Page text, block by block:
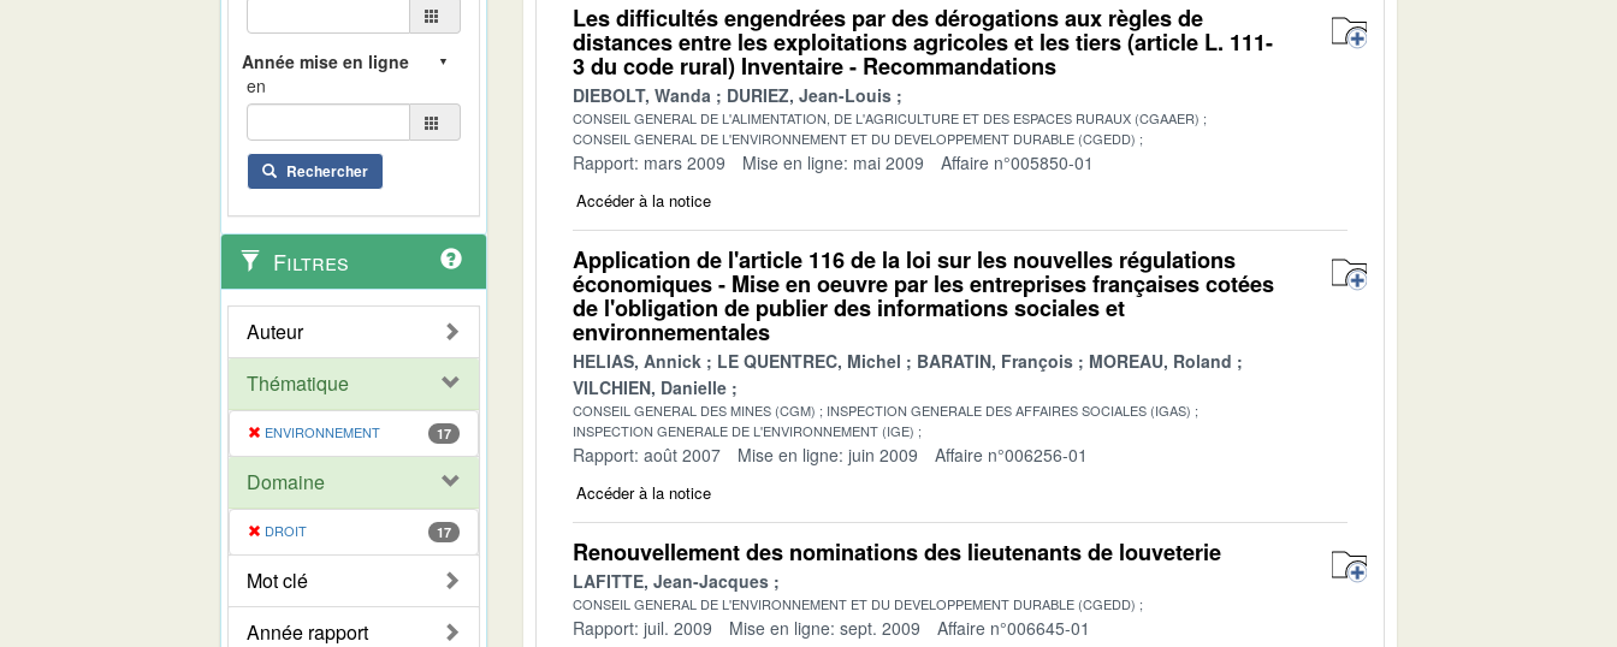
en
Rechercher
Filtres
Auteur
Thématique
ENVIRONNEMENT 17
Domaine
DROIT 17
Mot clé
Année rapport
Les difficultés engendrées par des dérogations aux règles de
distances entre les exploitations agricoles et les tiers (article L. 111-
3 du code rural) Inventaire - Recommandations
DIEBOLT, Wanda DURIEZ, Jean-Louis
CONSEIL GENERAL DE L'ALIMENTATION, DE L'AGRICULTURE ET DES ESPACES RURAUX (CGAAER)
CONSEIL GENERAL DE L'ENVIRONNEMENT ET DU DEVELOPPEMENT DURABLE (CGEDD)
Rapport: mars 2009 Mise en ligne: mai 2009 Affaire n°005850-01
Accéder à la notice
Application de l'article 116 de la loi sur les nouvelles régulations
économiques - Mise en oeuvre par les entreprises françaises cotées
de l'obligation de publier des informations sociales et
environnementales
HELIAS, Annick LE QUENTREC, Michel BARATIN, François
MOREAU, Roland
VILCHIEN, Danielle
CONSEIL GENERAL DES MINES (CGM)
INSPECTION GENERALE DES AFFAIRES SOCIALES (IGAS)
INSPECTION GENERALE DE L'ENVIRONNEMENT (IGE)
Rapport: août 2007 Mise en ligne: juin 2009 Affaire n°006256-01
Accéder à la notice
Renouvellement des nominations des lieutenants de louveterie
LAFITTE, Jean-Jacques
CONSEIL GENERAL DE L'ENVIRONNEMENT ET DU DEVELOPPEMENT DURABLE (CGEDD)
Rapport: juil. 2009 Mise en ligne: sept. 2009 Affaire n°006645-01